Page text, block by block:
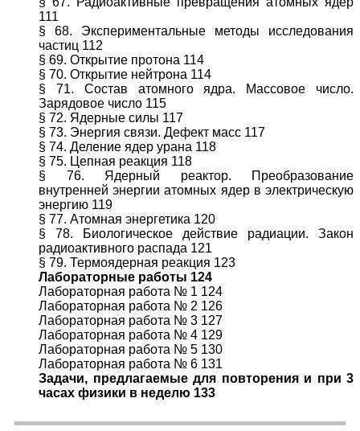
111
§ 68. Экспериментальные методы исследования
частиц 112
§ 69. Открытие протона 114
§ 70. Открытие нейтрона 114
§ 71. Состав атомного ядра. Массовое число.
Зарядовое число 115
§ 72. Ядерные силы 117
§ 73. Энергия связи. Дефект масс 117
§ 74. Деление ядер урана 118
§ 75. Цепная реакция 118
§ 76. Ядерный реактор. Преобразование
внутренней энергии атомных ядер в электрическую
энергию 119
§ 77. Атомная энергетика 120
§ 78. Биологическое действие радиации. Закон
радиоактивного распада 121
§ 79. Термоядерная реакция 123
Лабораторные работы 124
Лабораторная работа № 1 124
Лабораторная работа № 2 126
Лабораторная работа № 3 127
Лабораторная работа № 4 129
Лабораторная работа № 5 130
Лабораторная работа № 6 131
Задачи, предлагаемые для повторения и при 3
часах физики в неделю 133